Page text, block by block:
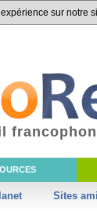
sur notre
Sites